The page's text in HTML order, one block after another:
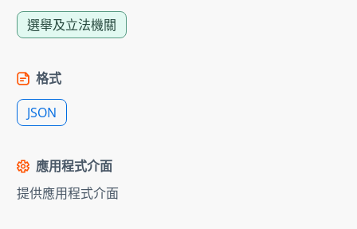
選舉及立法機關
格式
JSON
應用程式介面
提供應用程式介面